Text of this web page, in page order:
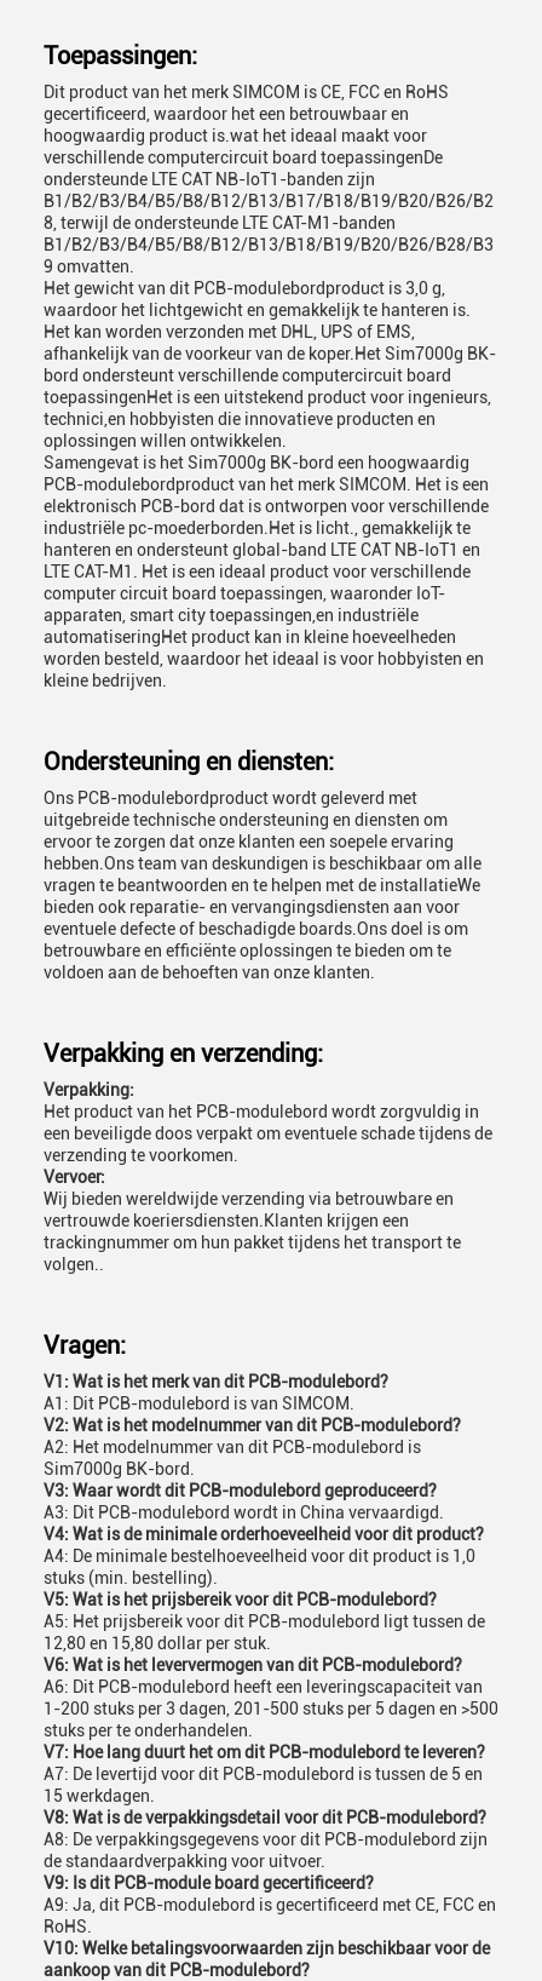
Toepassingen:
Dit product van het merk SIMCOM is CE, FCC en RoHS
gecertificeerd, waardoor het een betrouwbaar en
hoogwaardig product is.wat het ideaal maakt voor
verschillende computercircuit board toepassingenDe
ondersteunde LTE CAT NB-IoT1-banden zijn
B1/B2/B3/B4/B5/B8/B12/B13/B17/B18/B19/B20/B26/B2
8, terwijl de ondersteunde LTE CAT-M1-banden
B1/B2/B3/B4/B5/B8/B12/B13/B18/B19/B20/B26/B28/B3
9 omvatten.
Het gewicht van dit PCB-modulebordproduct is 3,0 g,
waardoor het lichtgewicht en gemakkelijk te hanteren is.
Het kan worden verzonden met DHL, UPS of EMS,
afhankelijk van de voorkeur van de koper.Het Sim7000g BK-
bord ondersteunt verschillende computercircuit board
toepassingenHet is een uitstekend product voor ingenieurs,
technici,en hobbyisten die innovatieve producten en
oplossingen willen ontwikkelen.
Samengevat is het Sim7000g BK-bord een hoogwaardig
PCB-modulebordproduct van het merk SIMCOM. Het is een
elektronisch PCB-bord dat is ontworpen voor verschillende
industriële pc-moederborden.Het is licht., gemakkelijk te
hanteren en ondersteunt global-band LTE CAT NB-IoT1 en
LTE CAT-M1. Het is een ideaal product voor verschillende
computer circuit board toepassingen, waaronder IoT-
apparaten, smart city toepassingen,en industriële
automatiseringHet product kan in kleine hoeveelheden
worden besteld, waardoor het ideaal is voor hobbyisten en
kleine bedrijven.
Ondersteuning en diensten:
Ons PCB-modulebordproduct wordt geleverd met
uitgebreide technische ondersteuning en diensten om
ervoor te zorgen dat onze klanten een soepele ervaring
hebben.Ons team van deskundigen is beschikbaar om alle
vragen te beantwoorden en te helpen met de installatieWe
bieden ook reparatie- en vervangingsdiensten aan voor
eventuele defecte of beschadigde boards.Ons doel is om
betrouwbare en efficiënte oplossingen te bieden om te
voldoen aan de behoeften van onze klanten.
Verpakking en verzending:
Verpakking:
Het product van het PCB-modulebord wordt zorgvuldig in
een beveiligde doos verpakt om eventuele schade tijdens de
verzending te voorkomen.
Vervoer:
Wij bieden wereldwijde verzending via betrouwbare en
vertrouwde koeriersdiensten.Klanten krijgen een
trackingnummer om hun pakket tijdens het transport te
volgen..
Vragen:
V1: Wat is het merk van dit PCB-modulebord?
A1: Dit PCB-modulebord is van SIMCOM.
V2: Wat is het modelnummer van dit PCB-modulebord?
A2: Het modelnummer van dit PCB-modulebord is
Sim7000g BK-bord.
V3: Waar wordt dit PCB-modulebord geproduceerd?
A3: Dit PCB-modulebord wordt in China vervaardigd.
V4: Wat is de minimale orderhoeveelheid voor dit product?
A4: De minimale bestelhoeveelheid voor dit product is 1,0
stuks (min. bestelling).
V5: Wat is het prijsbereik voor dit PCB-modulebord?
A5: Het prijsbereik voor dit PCB-modulebord ligt tussen de
12,80 en 15,80 dollar per stuk.
V6: Wat is het leververmogen van dit PCB-modulebord?
A6: Dit PCB-modulebord heeft een leveringscapaciteit van
1-200 stuks per 3 dagen, 201-500 stuks per 5 dagen en >500
stuks per te onderhandelen.
V7: Hoe lang duurt het om dit PCB-modulebord te leveren?
A7: De levertijd voor dit PCB-modulebord is tussen de 5 en
15 werkdagen.
V8: Wat is de verpakkingsdetail voor dit PCB-modulebord?
A8: De verpakkingsgegevens voor dit PCB-modulebord zijn
de standaardverpakking voor uitvoer.
V9: Is dit PCB-module board gecertificeerd?
A9: Ja, dit PCB-modulebord is gecertificeerd met CE, FCC en
RoHS.
V10: Welke betalingsvoorwaarden zijn beschikbaar voor de
aankoop van dit PCB-modulebord?